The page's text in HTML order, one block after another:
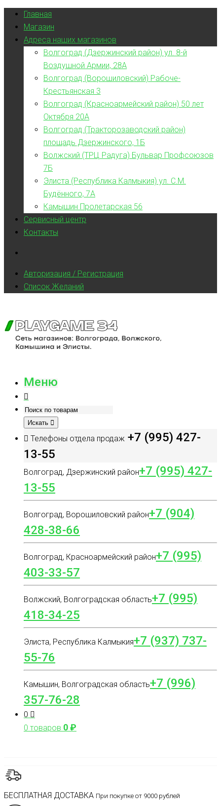
Главная
Магазин
Адреса наших магазинов
Волгоград (Дзержинский район) ул. 8-й
Воздушной Армии, 28А
Волгоград (Ворошиловский) Рабоче-
Крестьянская 3
Волгоград (Красноармейский район) 50 лет
Октября 20А
Волгоград (Тракторозаводский район)
площадь Дзержинского, 1Б
Волжский (ТРЦ Радуга) Бульвар Профсоюзов
7Б
Элиста (Республика Калмыкия) ул. С.М.
Будённого, 7А
Камышин Пролетарская 56
Сервисный центр
Контакты
Авторизация / Регистрация
Список Желаний
Меню
Искать
Телефоны отдела продаж +7 (995) 427-
13-55
Волгоград, Дзержинский район+7 (995) 427-
13-55
Волгоград, Ворошиловский район+7 (904)
428-38-66
Волгоград, Красноармейский район+7 (995)
403-33-57
Волжский, Волгоградская область+7 (995)
418-34-25
Элиста, Республика Калмыкия+7 (937) 737-
55-76
Камышин, Волгоградская область+7 (996)
357-76-28
0
0 товаров 0₽
БЕСПЛАТНАЯ ДОСТАВКА При покупке от 9000 рублей